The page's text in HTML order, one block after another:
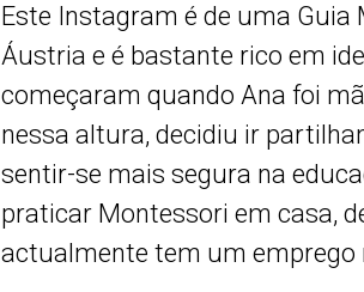
Este Instagram é de uma
Áustria e é bastante rico em
começaram quando Ana foi
nessa altura, decidiu ir
sentir-se mais segura na
praticar Montessori em casa,
actualmente tem um emprego